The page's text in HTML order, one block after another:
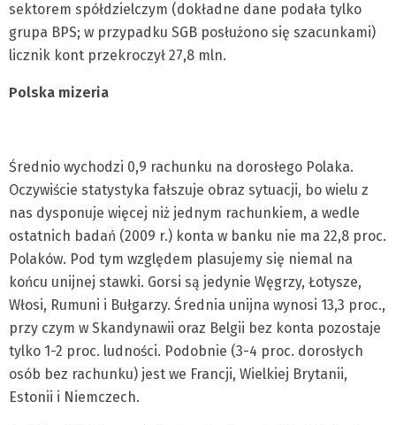
sektorem spółdzielczym (dokładne dane podała tylko
grupa BPS; w przypadku SGB posłużono się szacunkami)
licznik kont przekroczył 27,8 mln.
Polska mizeria
Średnio wychodzi 0,9 rachunku na dorosłego Polaka.
Oczywiście statystyka fałszuje obraz sytuacji, bo wielu z
nas dysponuje więcej niż jednym rachunkiem, a wedle
ostatnich badań (2009 r.) konta w banku nie ma 22,8 proc.
Polaków. Pod tym względem plasujemy się niemal na
końcu unijnej stawki. Gorsi są jedynie Węgrzy, Łotysze,
Włosi, Rumuni i Bułgarzy. Średnia unijna wynosi 13,3 proc.,
przy czym w Skandynawii oraz Belgii bez konta pozostaje
tylko 1-2 proc. ludności. Podobnie (3-4 proc. dorosłych
osób bez rachunku) jest we Francji, Wielkiej Brytanii,
Estonii i Niemczech.